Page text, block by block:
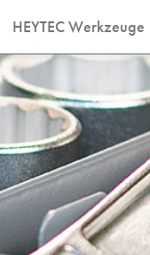
HEYTEC Werkzeuge